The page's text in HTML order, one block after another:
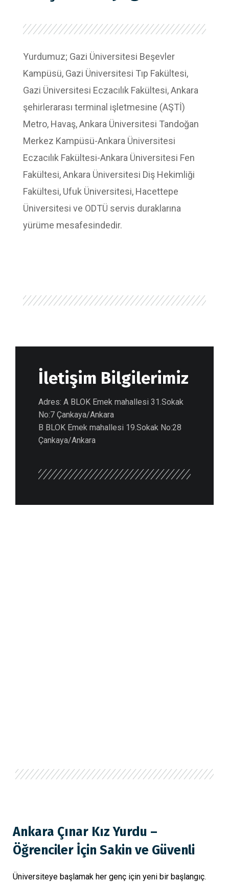
Yurdumuz; Gazi Üniversitesi Beşevler
Kampüsü, Gazi Üniversitesi Tıp Fakültesi,
Gazi Üniversitesi Eczacılık Fakültesi, Ankara
şehirlerarası terminal işletmesine (AŞTİ)
Metro, Havaş, Ankara Üniversitesi Tandoğan
Merkez Kampüsü-Ankara Üniversitesi
Eczacılık Fakültesi-Ankara Üniversitesi Fen
Fakültesi, Ankara Üniversitesi Diş Hekimliği
Fakültesi, Ufuk Üniversitesi, Hacettepe
Üniversitesi ve ODTÜ servis duraklarına
yürüme mesafesindedir.
İletişim Bilgilerimiz
Adres: A BLOK Emek mahallesi 31.Sokak
No:7 Çankaya/Ankara
B BLOK Emek mahallesi 19.Sokak No:28
Çankaya/Ankara
Ankara Çınar Kız Yurdu –
Öğrenciler İçin Sakin ve Güvenli
Üniversiteye başlamak her genç için yeni bir başlangıç.